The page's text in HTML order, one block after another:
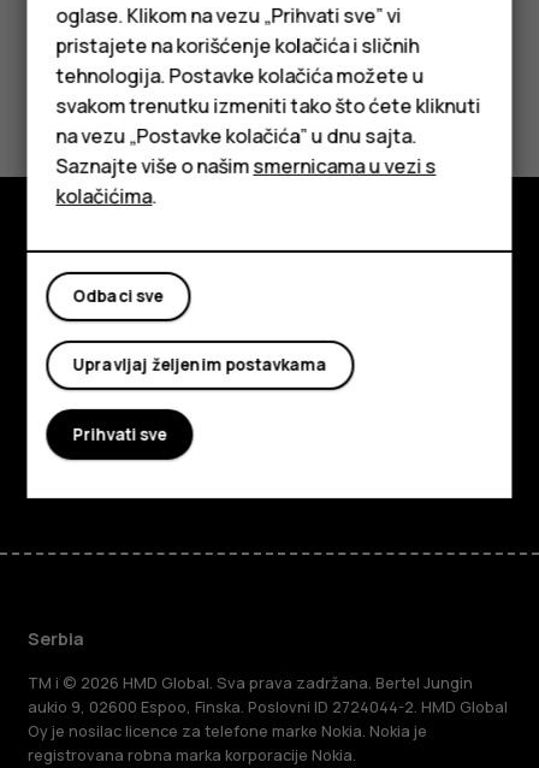
Pametni telefoni
Klasični telefoni
Tableti
Da li vam je ovo bilo korisno?
Ne
Istražite
O kompaniji
Planet and people
Podrška
FacebookInstagram
Tiktok
Serbia
TM i © 2026 HMD Global. Sva prava zadržana. Bertel Jungin
aukio 9, 02600 Espoo, Finska. Poslovni ID 2724044-2. HMD Global
Oy je nosilac licence za telefone marke Nokia. Nokia je
registrovana robna marka korporacije Nokia.
oglase. Klikom na vezu „Prihvati sve” vi
pristajete na korišćenje kolačića i sličnih
tehnologija. Postavke kolačića možete u
svakom trenutku izmeniti tako što ćete kliknuti
na vezu „Postavke kolačića” u dnu sajta.
Saznajte više o našimsmernicama u vezi s
kolačićima.
Odbaci sve
Upravljaj željenim postavkama
Prihvati sve